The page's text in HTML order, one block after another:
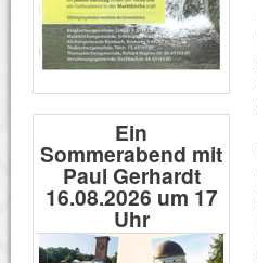
Ein
Sommerabend mit
Paul Gerhardt
16.08.2026 um 17
Uhr